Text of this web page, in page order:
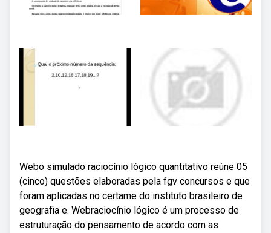
Webo simulado raciocínio lógico quantitativo reúne 05
(cinco) questões elaboradas pela fgv concursos e que
foram aplicadas no certame do instituto brasileiro de
geografia e. Webraciocínio lógico é um processo de
estruturação do pensamento de acordo com as